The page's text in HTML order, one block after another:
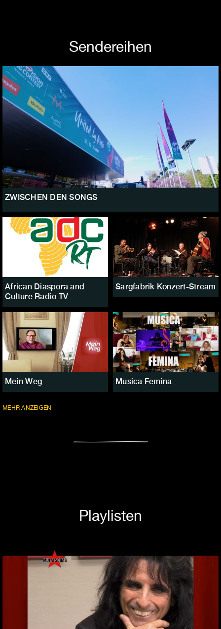
Sendereihen
ZWISCHEN DEN SONGS
African Diaspora and
Culture Radio TV
Sargfabrik Konzert-Stream
Mein Weg Musica Femina
MEHR ANZEIGEN
Playlisten